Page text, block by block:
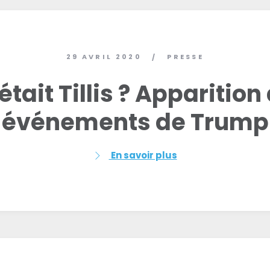
29 AVRIL 2020 / PRESSE
Tillis ? Apparition
événements de Trump
En savoir plus